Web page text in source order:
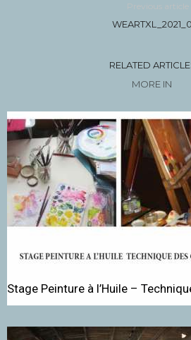
Previous article
RELATED
MORE IN
Stage Peinture à l’Huile –